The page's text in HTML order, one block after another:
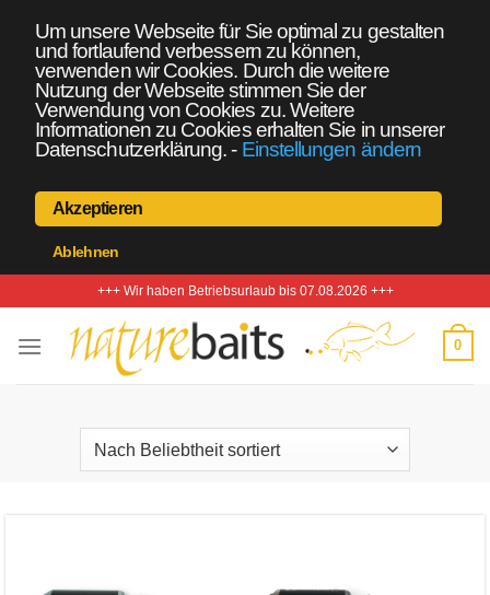
Um unsere Webseite für Sie optimal zu gestalten
und fortlaufend verbessern zu können,
verwenden wir Cookies. Durch die weitere
Nutzung der Webseite stimmen Sie der
Verwendung von Cookies zu. Weitere
Informationen zu Cookies erhalten Sie in unserer
Datenschutzerklärung.- Einstellungen ändern
Akzeptieren
Ablehnen
springen
+++ Wir haben Betriebsurlaub bis 07.08.2026 +++
0